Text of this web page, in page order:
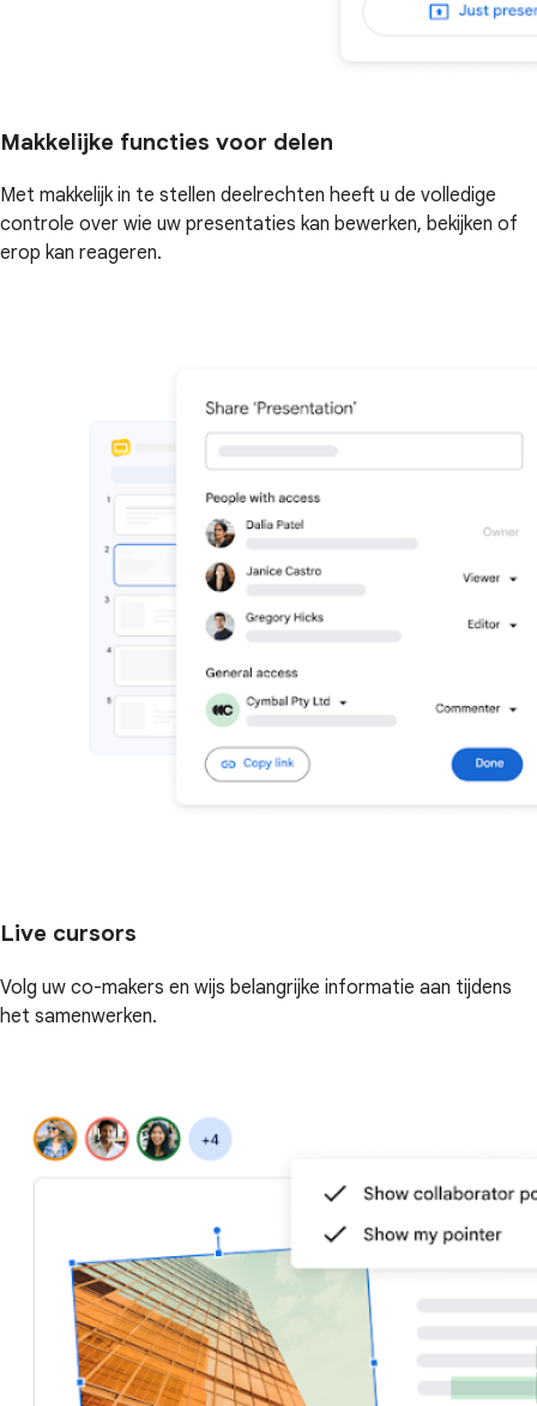
Makkelijke functies voor delen
Met makkelijk in te stellen deelrechten heeft u de volledige
controle over wie uw presentaties kan bewerken, bekijken of
erop kan reageren.
Live cursors
Volg uw co-makers en wijs belangrijke informatie aan tijdens
het samenwerken.